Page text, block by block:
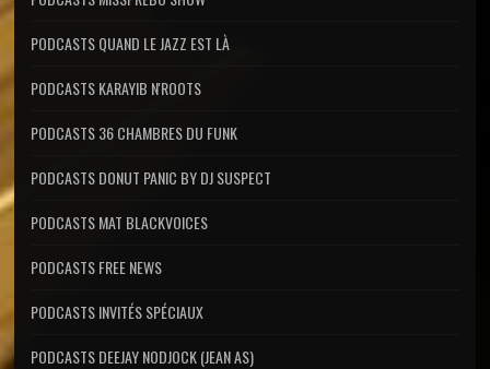
PODCASTS QUAND LE JAZZ EST LÀ
PODCASTS KARAYIB N'ROOTS
PODCASTS 36 CHAMBRES DU FUNK
PODCASTS DONUT PANIC BY DJ SUSPECT
PODCASTS MAT BLACKVOICES
PODCASTS FREE NEWS
PODCASTS INVITÉS SPÉCIAUX
PODCASTS DEEJAY NODJOCK (JEAN AS)